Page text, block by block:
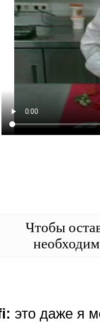
Чтобы
это даже я